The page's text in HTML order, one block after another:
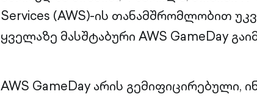
Services (AWS)-ის თანამშრომლობით
ყველაზე მასშტაბური AWS GameDay
AWS GameDay არის გემიფიცირებული,